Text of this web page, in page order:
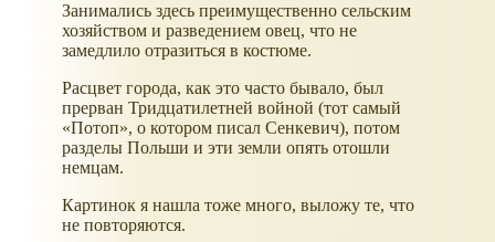
Занимались здесь преимущественно сельским
хозяйством и разведением овец, что не
замедлило отразиться в костюме.
Расцвет города, как это часто бывало, был
прерван Тридцатилетней войной (тот самый
Потоп , о котором писал Сенкевич), потом
разделы Польши и эти земли опять отошли
немцам.
Картинок я нашла тоже много, выложу те, что
не повторяются.